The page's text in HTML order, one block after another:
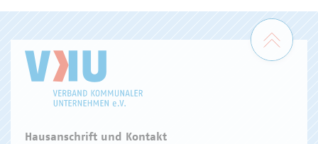
Zum
Hausanschrift und Kontakt